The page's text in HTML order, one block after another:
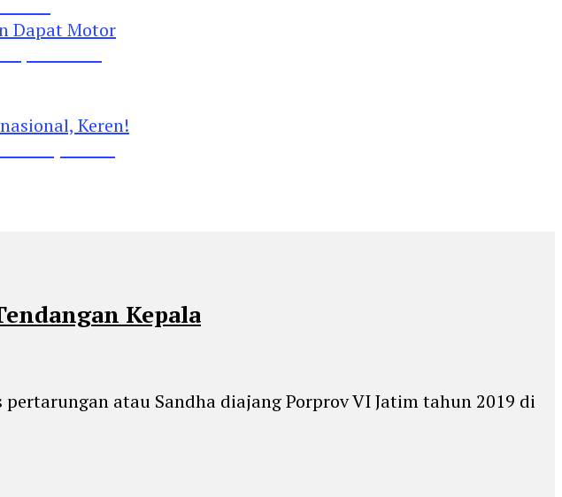
Kepala
atau Sandha diajang Porprov VI Jatim tahun 2019 di